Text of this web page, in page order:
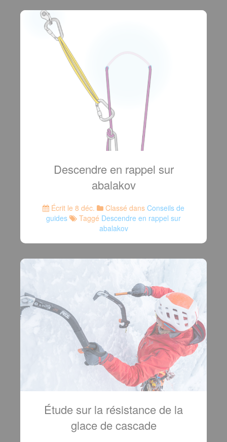
Descendre en rappel sur
abalakov
Écrit le 8 déc. Classé dans Conseils de
guides
Taggé Descendre en rappel sur
abalakov
Étude sur la résistance de la
glace de cascade